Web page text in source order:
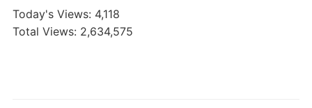
Today's Views: 4,118
Total Views: 2,634,575